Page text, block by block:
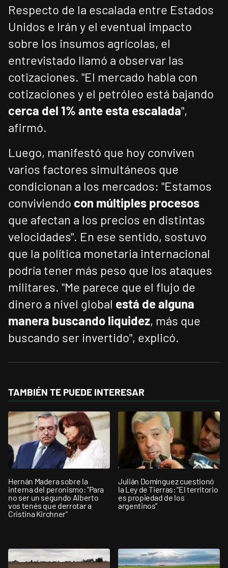
Respecto de la escalada entre Estados
Unidos e Irán y el eventual impacto
sobre los insumos agrícolas, el
entrevistado llamó a observar las
cotizaciones. "El mercado habla con
cotizaciones y el petróleo está bajando
cerca del 1% ante esta escalada",
afirmó.
Luego, manifestó que hoy conviven
varios factores simultáneos que
condicionan a los mercados: "Estamos
conviviendo con múltiples procesos
que afectan a los precios en distintas
velocidades". En ese sentido, sostuvo
que la política monetaria internacional
podría tener más peso que los ataques
militares. "Me parece que el flujo de
dinero a nivel global está de alguna
manera buscando liquidez, más que
buscando ser invertido", explicó.
TAMBIÉN TE PUEDE INTERESAR
Hernán Madera sobre la
interna del peronismo: "Para
no ser un segundo Alberto
vos tenés que derrotar a
Cristina Kirchner”
Julián Domínguez cuestionó
la Ley de Tierras: “El territorio
es propiedad de los
argentinos”